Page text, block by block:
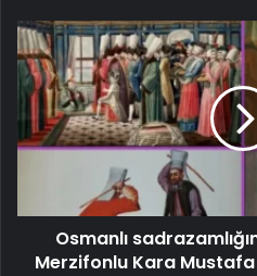
Osmanlı
Merzifonlu Kara